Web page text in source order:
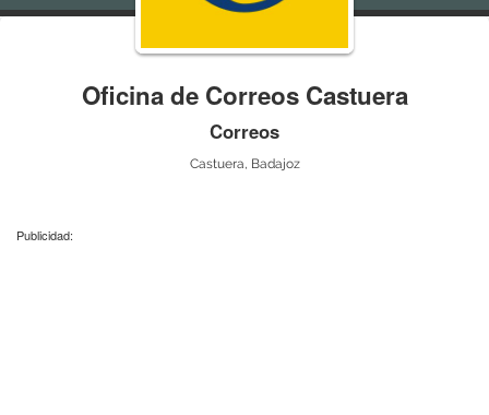
Oficina de Correos Castuera
Correos
Castuera, Badajoz
Publicidad: